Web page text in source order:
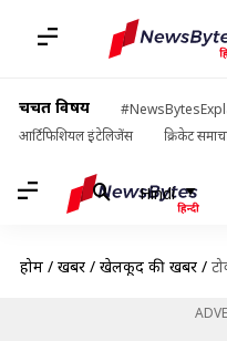
चर्चित विषय
आर्टिफिशियल इंटेलिजेंस
क्रिकेट
Hindi
होम / खबरें / खेलकूद की खबरें /